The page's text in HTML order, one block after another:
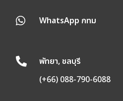
 WhatsApp กทม

พัทยา, ชลบุรี
(+66) 088-790-6088